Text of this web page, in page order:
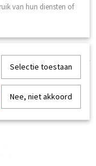
nagelzijde voor
uit als je tevreden
toe te voegen zonder
van hun diensten of
Selectie toestaan
Nee, niet akkoord